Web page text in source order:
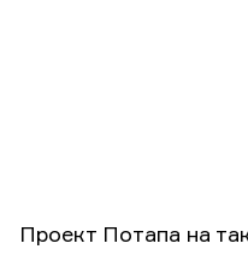
Проект Потапа на